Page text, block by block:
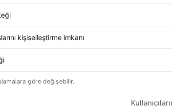
kişiselleştirme imkanı
göre değişebilir.